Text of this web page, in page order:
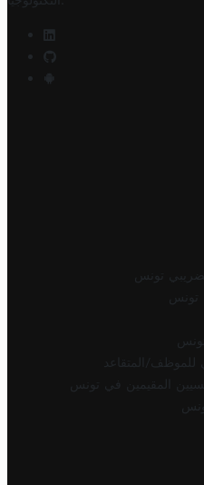
تونس
المتقاعد
المقيمين في تونس